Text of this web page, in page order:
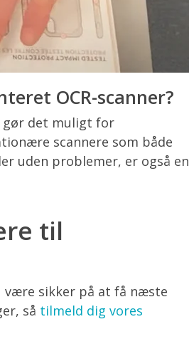
OCR-scanner?
gør det muligt for
scannere som både
uden problemer, er også en
til
være sikker på at få næste
så tilmeld dig vores